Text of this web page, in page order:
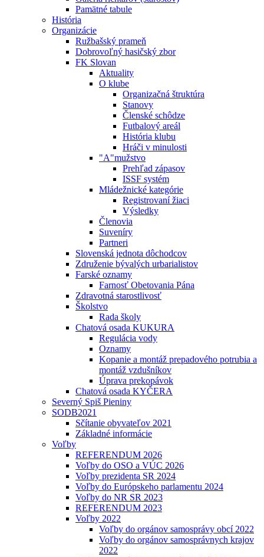
Pamätné tabule
História
Organizácie
Ružbašský prameň
Dobrovoľný hasičský zbor
FK Slovan
Aktuality
O klube
Organizačná štruktúra
Stanovy
Členské schôdze
Futbalový areál
História klubu
Hráči v minulosti
"A"mužstvo
Prehľad zápasov
ISSF systém
Mládežnické kategórie
Registrovaní žiaci
Výsledky
Členovia
Suveníry
Partneri
Slovenská jednota dôchodcov
Združenie bývalých urbarialistov
Farské oznamy
Farnosť Obetovania Pána
Zdravotná starostlivosť
Školstvo
Rada školy
Chatová osada KUKURA
Regulácia vody
Oznamy
Kopanie a montáž prepadového potrubia a
montáž vzdušníkov
Úprava prekopávok
Chatová osada KYČERA
Severný Spiš Pieniny
SODB2021
Sčítanie obyvateľov 2021
Základné informácie
Voľby
REFERENDUM 2026
Voľby do OSO a VÚC 2026
Voľby prezidenta SR 2024
Voľby do Európskeho parlamentu 2024
Voľby do NR SR 2023
REFERENDUM 2023
Voľby 2022
Voľby do orgánov samosprávy obcí 2022
Voľby do orgánov samosprávnych krajov
2022